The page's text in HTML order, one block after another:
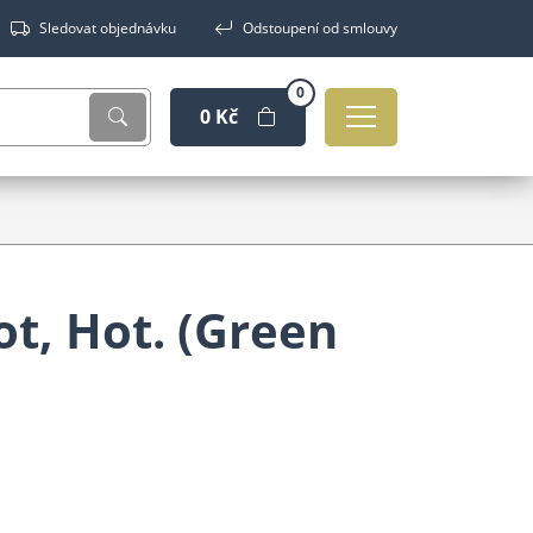
Sledovat objednávku Odstoupení od smlouvy
0 Kč
0
Hot. (Green